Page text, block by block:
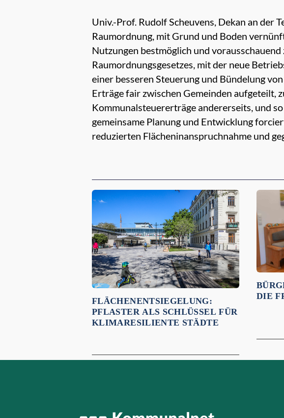
Univ.-Prof. Rudolf Scheuvens, Dekan an der
Raumordnung, mit Grund und Boden
Nutzungen bestmöglich und
Raumordnungsgesetzes, mit der neue
einer besseren Steuerung und Bündelung
Erträge fair zwischen Gemeinden aufgeteilt,
Kommunalsteuererträge andererseits, und
gemeinsame Planung und Entwicklung
reduzierten Flächeninanspruchnahme und
Empfehlungen für dich:
FLÄCHENENTSIEGELUNG:
PFLASTER ALS SCHLÜSSEL FÜR
KLIMARESILIENTE STÄDTE
DIE